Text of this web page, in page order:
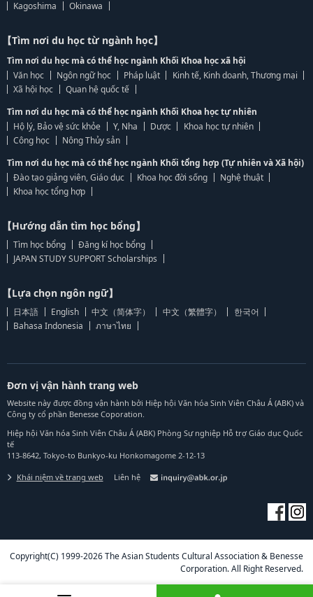
Kagoshima
Okinawa
【Tìm nơi du học từ ngành học】
Tìm nơi du học mà có thể học ngành Khối Khoa học xã hội
Văn học
Ngôn ngữ học Pháp luật
Kinh tế, Kinh doanh, Thương mại
Xã hội học
Quan hệ quốc tế
Tìm nơi du học mà có thể học ngành Khối Khoa học tự nhiên
Hộ lý, Bảo vệ sức khỏe
Y, Nha Dược
Khoa học tự nhiên
Công học
Nông Thủy sản
Tìm nơi du học mà có thể học ngành Khối tổng hợp (Tự nhiên và Xã hội)
Đào tạo giảng viên, Giáo dục
Khoa học đời sống
Nghệ thuật
Khoa học tổng hợp
【Hướng dẫn tìm học bổng】
Tìm học bổng
Đăng kí học bổng
JAPAN STUDY SUPPORT Scholarships
【Lựa chọn ngôn ngữ】
日本語 English 中文（简体字） 中文（繁體字）
한국어
Bahasa Indonesia
ภาษาไทย
Đơn vị vận hành trang web
Website này được đồng vận hành bởi Hiệp hội Văn hóa Sinh Viên Châu Á (ABK) và
Công ty cổ phần Benesse Coporation.
Hiệp hội Văn hóa Sinh Viên Châu Á (ABK) Phòng Sự nghiệp Hỗ trợ Giáo dục Quốc
tế
113-8642, Tokyo-to Bunkyo-ku Honkomagome 2-12-13
Khái niệm về trang web Liên hệ
Copyright(C) 1999-2026 The Asian Students Cultural Association & Benesse
Corporation. All Right Reserved.